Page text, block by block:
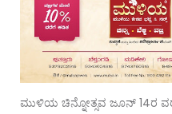
ಮುಳಿಯ ಚಿನ್ನೋತ್ಸವ ಜೂನ್ 14ರ